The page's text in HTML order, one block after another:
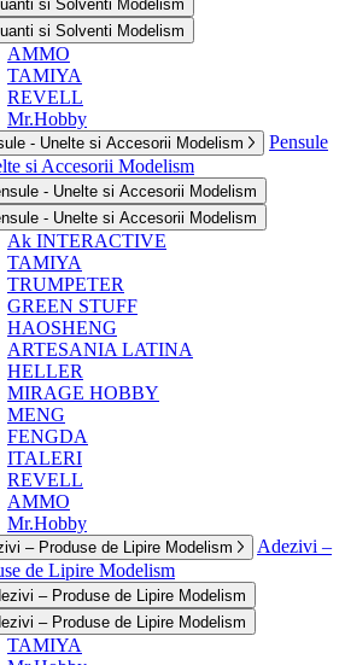
si Solventi Modelism
si Solventi Modelism
AMMO
TAMIYA
REVELL
Mr.Hobby
- Unelte si Accesorii Modelism
Pensule
si Accesorii Modelism
- Unelte si Accesorii Modelism
- Unelte si Accesorii Modelism
Ak INTERACTIVE
TAMIYA
TRUMPETER
GREEN STUFF
HAOSHENG
ARTESANIA LATINA
HELLER
MIRAGE HOBBY
MENG
FENGDA
ITALERI
REVELL
AMMO
Mr.Hobby
– Produse de Lipire Modelism
Adezivi –
de Lipire Modelism
– Produse de Lipire Modelism
– Produse de Lipire Modelism
TAMIYA